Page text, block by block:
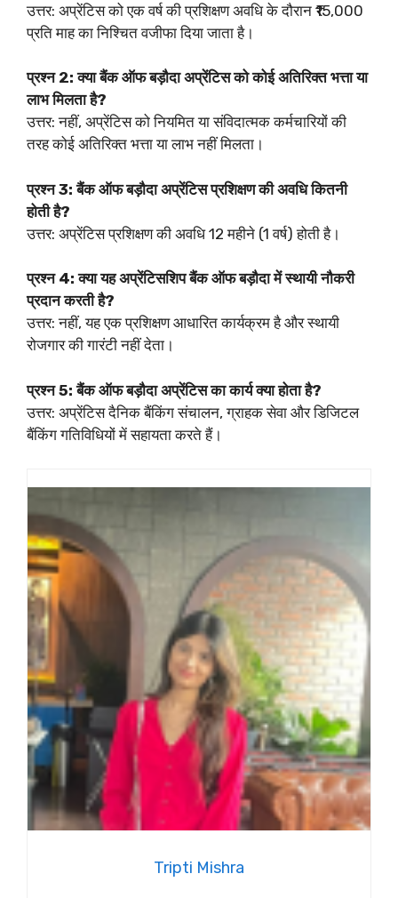
उत्तर: अप्रेंटिस को एक वर्ष की प्रशिक्षण अवधि के दौरान ₹15,000
प्रति माह का निश्चित वजीफा दिया जाता है।
प्रश्न 2: क्या बैंक ऑफ बड़ौदा अप्रेंटिस को कोई अतिरिक्त भत्ता या
लाभ मिलता है?
उत्तर: नहीं, अप्रेंटिस को नियमित या संविदात्मक कर्मचारियों की
तरह कोई अतिरिक्त भत्ता या लाभ नहीं मिलता।
प्रश्न 3: बैंक ऑफ बड़ौदा अप्रेंटिस प्रशिक्षण की अवधि कितनी
होती है?
उत्तर: अप्रेंटिस प्रशिक्षण की अवधि 12 महीने (1 वर्ष) होती है।
प्रश्न 4: क्या यह अप्रेंटिसशिप बैंक ऑफ बड़ौदा में स्थायी नौकरी
प्रदान करती है?
उत्तर: नहीं, यह एक प्रशिक्षण आधारित कार्यक्रम है और स्थायी
रोजगार की गारंटी नहीं देता।
प्रश्न 5: बैंक ऑफ बड़ौदा अप्रेंटिस का कार्य क्या होता है?
उत्तर: अप्रेंटिस दैनिक बैंकिंग संचालन, ग्राहक सेवा और डिजिटल
बैंकिंग गतिविधियों में सहायता करते हैं।
Tripti Mishra